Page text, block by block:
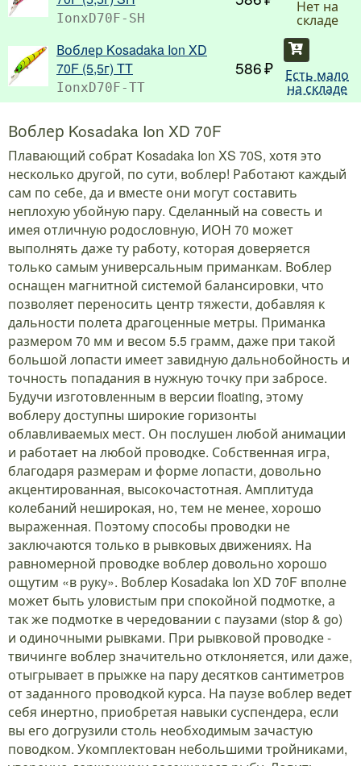
IonxD70F-SH
Нет на
складе
Воблер Kosadaka Ion XD
70F (5,5г) TT
IonxD70F-TT
586 Есть мало
на складе
Воблер Kosadaka Ion XD 70F
Плавающий собрат Kosadaka Ion XS 70S, хотя это
несколько другой, по сути, воблер! Работают каждый
сам по себе, да и вместе они могут составить
неплохую убойную пару. Сделанный на совесть и
имея отличную родословную, ИОН 70 может
выполнять даже ту работу, которая доверяется
только самым универсальным приманкам. Воблер
оснащен магнитной системой балансировки, что
позволяет переносить центр тяжести, добавляя к
дальности полета драгоценные метры. Приманка
размером 70 мм и весом 5.5 грамм, даже при такой
большой лопасти имеет завидную дальнобойность и
точность попадания в нужную точку при забросе.
Будучи изготовленным в версии floating, этому
воблеру доступны широкие горизонты
облавливаемых мест. Он послушен любой анимации
и работает на любой проводке. Собственная игра,
благодаря размерам и форме лопасти, довольно
акцентированная, высокочастотная. Амплитуда
колебаний неширокая, но, тем не менее, хорошо
выраженная. Поэтому способы проводки не
заключаются только в рывковых движениях. На
равномерной проводке воблер довольно хорошо
ощутим «в руку». Воблер Kosadaka Ion XD 70F вполне
может быть уловистым при спокойной подмотке, а
так же подмотке в чередовании с паузами (stop & go)
и одиночными рывками. При рывковой проводке -
твичинге воблер значительно отклоняется, или даже,
отыгрывает в прыжке на пару десятков сантиметров
от заданного проводкой курса. На паузе воблер ведет
себя инертно, приобретая навыки суспендера, если
вы его догрузили столь необходимым зачастую
поводком. Укомплектован небольшими тройниками,